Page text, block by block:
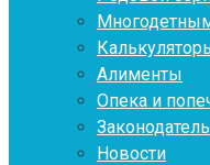
Алименты
Опека и
Новости